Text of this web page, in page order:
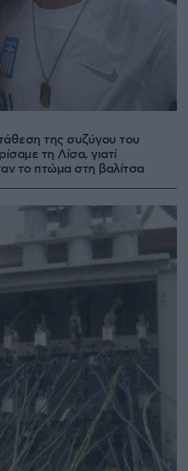
της συζύγου του
τη Λίσα, γιατί
το πτώμα στη βαλίτσα